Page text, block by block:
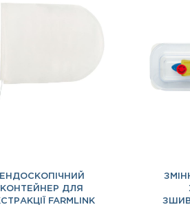
ЕНДОСКОПІЧНИЙ
КОНТЕЙНЕР ДЛЯ
FARMLINK